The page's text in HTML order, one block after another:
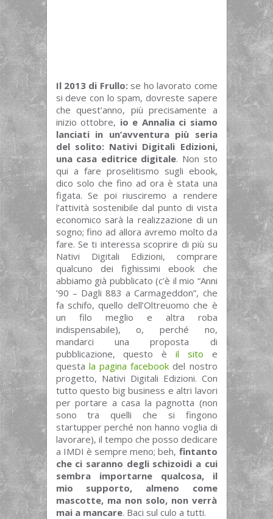
Il 2013 di Frullo: se ho lavorato come
si deve con lo spam, dovreste sapere
che quest’anno, più precisamente a
inizio ottobre, io e Annalia ci siamo
lanciati in un’avventura più seria
del solito: Nativi Digitali Edizioni,
una casa editrice digitale. Non sto
qui a fare proselitismo sugli ebook,
dico solo che fino ad ora è stata una
figata. Se poi riusciremo a rendere
l’attività sostenibile dal punto di vista
economico sarà la realizzazione di un
sogno; fino ad allora avremo molto da
fare. Se ti interessa scoprire di più su
Nativi Digitali Edizioni, comprare
qualcuno dei fighissimi ebook che
abbiamo già pubblicato (c’è il mio “Anni
’90 – Dagli 883 a Carmageddon”, che
fa schifo, quello dell’Oltreuomo che è
un filo meglio e altra roba
indispensabile), o, perché no,
mandarci una proposta di
pubblicazione, questo è il sito e
questa la pagina facebookdel nostro
progetto, Nativi Digitali Edizioni. Con
tutto questo big business e altri lavori
per portare a casa la pagnotta (non
sono tra quelli che si fingono
startupper perché non hanno voglia di
lavorare), il tempo che posso dedicare
a IMDI è sempre meno; beh, fintanto
che ci saranno degli schizoidi a cui
sembra importarne qualcosa, il
mio supporto, almeno come
mascotte, ma non solo, non verrà
mai a mancare. Baci sul culo a tutti.